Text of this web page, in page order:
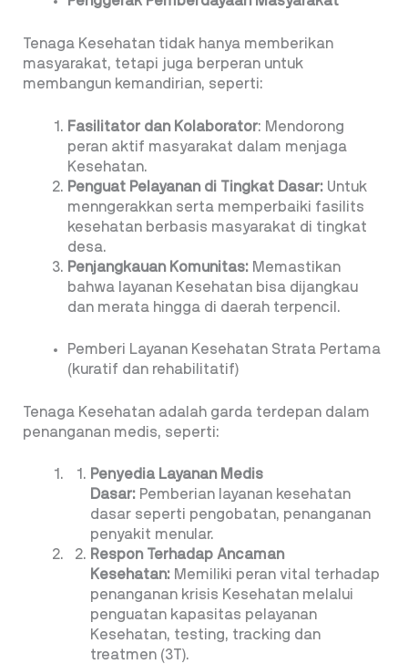
Tenaga Kesehatan tidak hanya memberikan
masyarakat, tetapi juga berperan untuk
membangun kemandirian, seperti:
Fasilitator dan Kolaborator: Mendorong
peran aktif masyarakat dalam menjaga
Kesehatan.
Penguat Pelayanan di Tingkat Dasar: Untuk
menngerakkan serta memperbaiki fasilits
kesehatan berbasis masyarakat di tingkat
desa.
Penjangkauan Komunitas: Memastikan
bahwa layanan Kesehatan bisa dijangkau
dan merata hingga di daerah terpencil.
Pemberi Layanan Kesehatan Strata Pertama
(kuratif dan rehabilitatif)
Tenaga Kesehatan adalah garda terdepan dalam
penanganan medis, seperti:
Penyedia Layanan Medis
Dasar: Pemberian layanan kesehatan
dasar seperti pengobatan, penanganan
penyakit menular.
Respon Terhadap Ancaman
Kesehatan: Memiliki peran vital terhadap
penanganan krisis Kesehatan melalui
penguatan kapasitas pelayanan
Kesehatan, testing, tracking dan
treatmen (3T).